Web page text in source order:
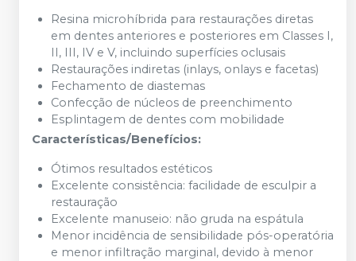
Resina microhíbrida para restaurações diretas
em dentes anteriores e posteriores em Classes I,
II, III, IV e V, incluindo superfícies oclusais
Restaurações indiretas (inlays, onlays e facetas)
Fechamento de diastemas
Confecção de núcleos de preenchimento
Esplintagem de dentes com mobilidade
Características/Benefícios:
Ótimos resultados estéticos
Excelente consistência: facilidade de esculpir a
restauração
Excelente manuseio: não gruda na espátula
Menor incidência de sensibilidade pós-operatória
e menor infiltração marginal, devido à menor